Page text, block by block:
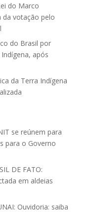
do Marco
da votação pelo
do Brasil por
após
da Terra Indígena
se reúnem para
para o Governo
DE FATO:
em aldeias
Ouvidoria: saiba